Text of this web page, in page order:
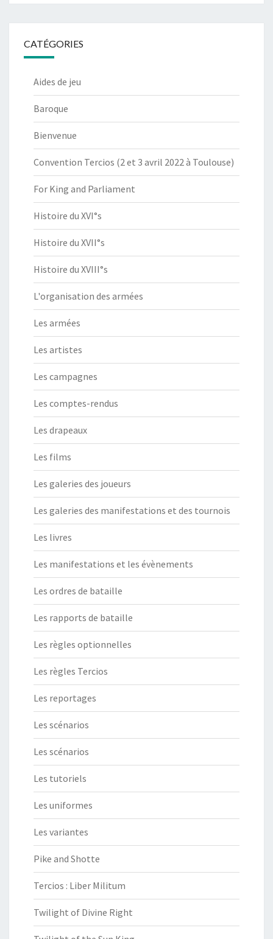
CATÉGORIES
Aides de jeu
Baroque
Bienvenue
Convention Tercios (2 et 3 avril 2022 à Toulouse)
For King and Parliament
Histoire du XVI°s
Histoire du XVII°s
Histoire du XVIII°s
L'organisation des armées
Les armées
Les artistes
Les campagnes
Les comptes-rendus
Les drapeaux
Les films
Les galeries des joueurs
Les galeries des manifestations et des tournois
Les livres
Les manifestations et les évènements
Les ordres de bataille
Les rapports de bataille
Les règles optionnelles
Les règles Tercios
Les reportages
Les scénarios
Les scénarios
Les tutoriels
Les uniformes
Les variantes
Pike and Shotte
Tercios : Liber Militum
Twilight of Divine Right